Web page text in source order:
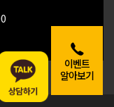
이벤트
알아보기